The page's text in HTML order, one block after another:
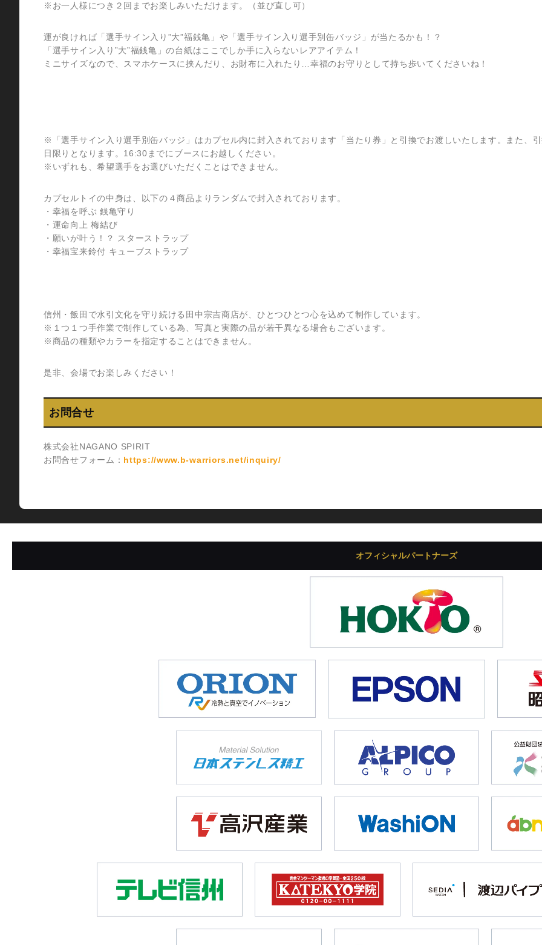
※お一人様につき２回までお楽しみいただけます。（並び直し可）
運が良ければ「選手サイン入り”大”福銭亀」や「選手サイン入り選手別缶バッジ」が当たるかも！？
「選手サイン入り”大”福銭亀」の台紙はここでしか手に入らないレアアイテム！
ミニサイズなので、スマホケースに挟んだり、お財布に入れたり…幸福のお守りとして持ち歩いてくださいね！
※「選手サイン入り選手別缶バッジ」はカプセル内に封入されております「当たり券」と引換でお渡しいたします。また、
日限りとなります。16:30までにブースにお越しください。
※いずれも、希望選手をお選びいただくことはできません。
カプセルトイの中身は、以下の４商品よりランダムで封入されております。
・幸福を呼ぶ 銭亀守り
・運命向上 梅結び
・願いが叶う！？ スターストラップ
・幸福宝来鈴付 キューブストラップ
信州・飯田で水引文化を守り続ける田中宗吉商店が、ひとつひとつ心を込めて制作しています。
※１つ１つ手作業で制作している為、写真と実際の品が若干異なる場合もございます。
※商品の種類やカラーを指定することはできません。
是非、会場でお楽しみください！
お問合せ
株式会社NAGANO SPIRIT
お問合せフォーム： https://www.b-warriors.net/inquiry/
オフィシャルパートナーズ